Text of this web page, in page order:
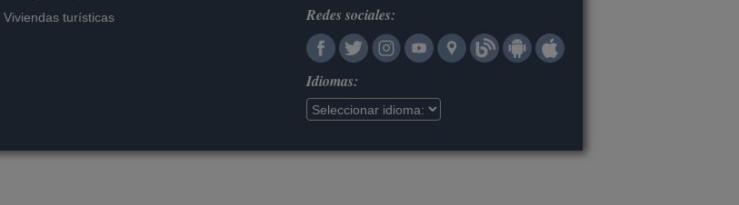
Viviendas turísticas
Redes sociales:
Idiomas: